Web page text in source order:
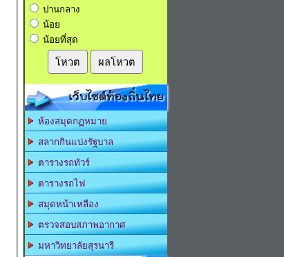
ปานกลาง
น้อย
น้อยที่สุด
โหวต ผลโหวต
เว็บไซต์ท้องถิ่นไทย
ห้องสมุดกฏหมาย
สลากกินแบ่งรัฐบาล
ตารางรถทัวร์
ตารางรถไฟ
สมุดหน้าเหลือง
ตรวจสอบสภาพอากาศ
มหาวิทยาลัยสุรนารี